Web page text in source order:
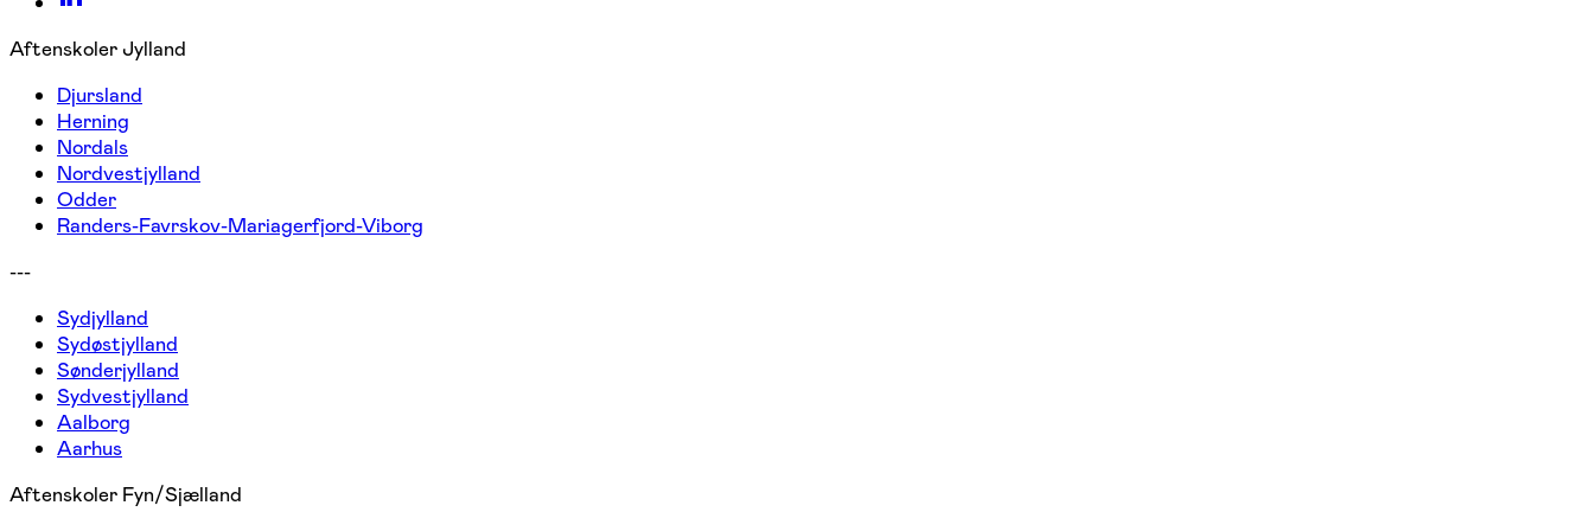
Aftenskoler Jylland
Djursland
Herning
Nordals
Nordvestjylland
Odder
Randers-Favrskov-Mariagerfjord-Viborg
---
Sydjylland
Sydøstjylland
Sønderjylland
Sydvestjylland
Aalborg
Aarhus
Aftenskoler Fyn/Sjælland